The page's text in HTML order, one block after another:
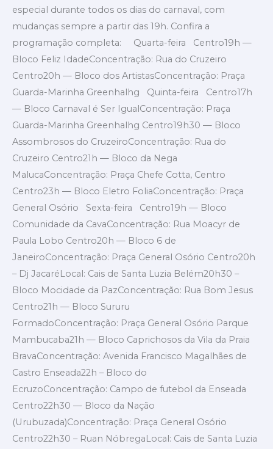
especial durante todos os dias do carnaval, com
mudanças sempre a partir das 19h. Confira a
programação completa: Quarta-feira Centro19h —
Bloco Feliz IdadeConcentração: Rua do Cruzeiro
Centro20h — Bloco dos ArtistasConcentração: Praça
Guarda-Marinha Greenhalhg Quinta-feira Centro17h
— Bloco Carnaval é Ser IgualConcentração: Praça
Guarda-Marinha Greenhalhg Centro19h30 — Bloco
Assombrosos do CruzeiroConcentração: Rua do
Cruzeiro Centro21h — Bloco da Nega
MalucaConcentração: Praça Chefe Cotta, Centro
Centro23h — Bloco Eletro FoliaConcentração: Praça
General Osório Sexta-feira Centro19h — Bloco
Comunidade da CavaConcentração: Rua Moacyr de
Paula Lobo Centro20h — Bloco 6 de
JaneiroConcentração: Praça General Osório Centro20h
– Dj JacaréLocal: Cais de Santa Luzia Belém20h30 –
Bloco Mocidade da PazConcentração: Rua Bom Jesus
Centro21h — Bloco Sururu
FormadoConcentração: Praça General Osório Parque
Mambucaba21h — Bloco Caprichosos da Vila da Praia
BravaConcentração: Avenida Francisco Magalhães de
Castro Enseada22h – Bloco do
EcruzoConcentração: Campo de futebol da Enseada
Centro22h30 — Bloco da Nação
(Urubuzada)Concentração: Praça General Osório
Centro22h30 – Ruan NóbregaLocal: Cais de Santa Luzia